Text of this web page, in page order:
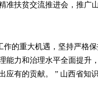
准扶贫交流推进会，推广
的重大机遇，坚持严格
能力和治理水平全面提
应有的贡献。
” 山西省知